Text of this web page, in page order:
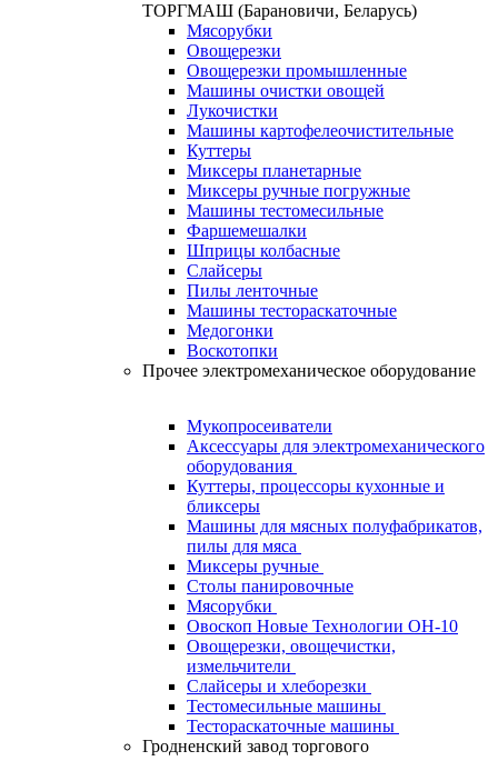
ТОРГМАШ (Барановичи, Беларусь)
Мясорубки
Овощерезки
Овощерезки промышленные
Машины очистки овощей
Лукочистки
Машины картофелеочистительные
Куттеры
Миксеры планетарные
Миксеры ручные погружные
Машины тестомесильные
Фаршемешалки
Шприцы колбасные
Слайсеры
Пилы ленточные
Машины тестораскаточные
Медогонки
Воскотопки
Прочее электромеханическое оборудование
Мукопросеиватели
Аксессуары для электромеханического
оборудования
Куттеры, процессоры кухонные и
бликсеры
Машины для мясных полуфабрикатов,
пилы для мяса
Миксеры ручные
Столы панировочные
Мясорубки
Овоскоп Новые Технологии ОН-10
Овощерезки, овощечистки,
измельчители
Слайсеры и хлеборезки
Тестомесильные машины
Тестораскаточные машины
Гродненский завод торгового